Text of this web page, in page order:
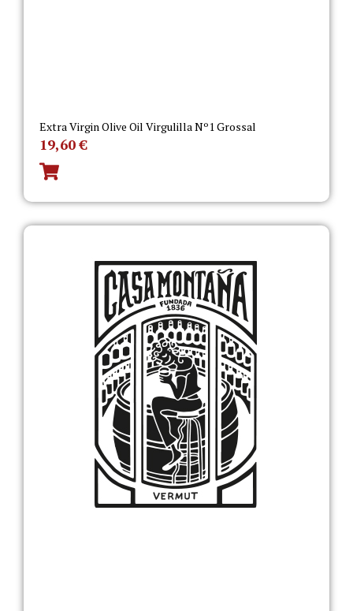
Extra Virgin Olive Oil Virgulilla Nº1 Grossal
19,60€